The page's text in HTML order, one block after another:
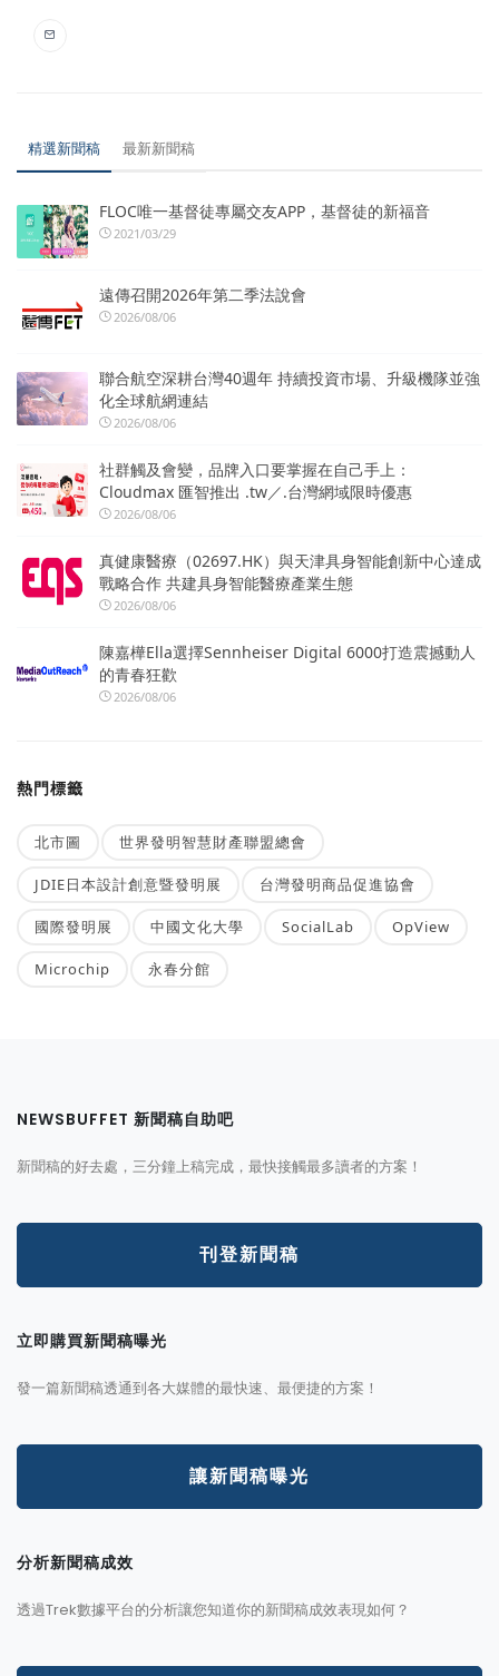
精選新聞稿 最新新聞稿
FLOC唯一基督徒專屬交友APP，基督徒的新福音
2021/03/29
遠傳召開2026年第二季法說會
2026/08/06
聯合航空深耕台灣40週年 持續投資市場、升級機隊並強
化全球航網連結
2026/08/06
社群觸及會變，品牌入口要掌握在自己手上：
Cloudmax 匯智推出 .tw／.台灣網域限時優惠
2026/08/06
真健康醫療（02697.HK）與天津具身智能創新中心達成
戰略合作 共建具身智能醫療產業生態
2026/08/06
陳嘉樺Ella選擇Sennheiser Digital 6000打造震撼動人
的青春狂歡
2026/08/06
熱門標籤
北市圖 世界發明智慧財產聯盟總會
JDIE日本設計創意暨發明展 台灣發明商品促進協會
國際發明展 中國文化大學 SocialLab OpView
Microchip 永春分館
NEWSBUFFET 新聞稿自助吧
新聞稿的好去處，三分鐘上稿完成，最快接觸最多讀者的方案！
刊登新聞稿
立即購買新聞稿曝光
發一篇新聞稿透通到各大媒體的最快速、最便捷的方案！
讓新聞稿曝光
分析新聞稿成效
透過Trek數據平台的分析讓您知道你的新聞稿成效表現如何？